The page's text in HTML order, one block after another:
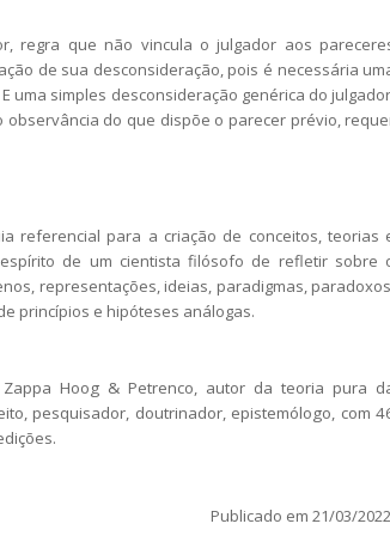
regra que não vincula o julgador aos
de sua desconsideração, pois é necessária
simples desconsideração genérica do
do que dispõe o parecer prévio,
referencial para a criação de conceitos, teorias
de um cientista filósofo de refletir sobre
representações, ideias, paradigmas,
princípios e hipóteses análogas.
Hoog & Petrenco, autor da teoria pura
pesquisador, doutrinador, epistemólogo, com
Publicado em 21/03/